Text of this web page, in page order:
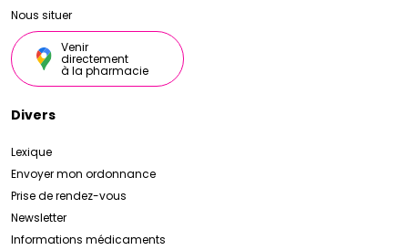
Nous situer
Venir
directement
à la pharmacie
Divers
Lexique
Envoyer mon ordonnance
Prise de rendez-vous
Newsletter
Informations médicaments